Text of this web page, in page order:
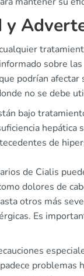
y
sobre las
podrían afectar
no se debe
bajo
hepática
de
de Cialis
dolores de
otros más
Es
problemas